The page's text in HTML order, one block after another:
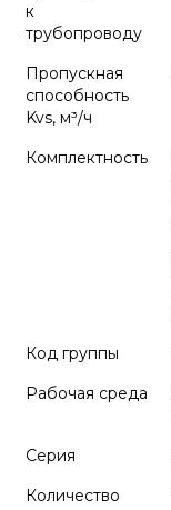
к
трубопроводу
Пропускная
способность
Kvs, м³/ч
Комплектность
Код группы
Рабочая среда
Серия
Количество